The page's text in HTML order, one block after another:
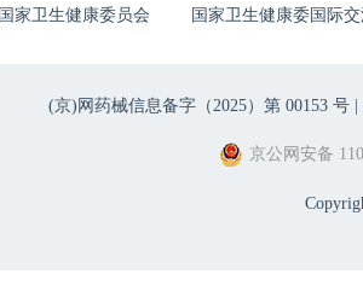
国家卫生健康委员会 国家卫生健康委国际
(京)网药械信息备字（2025）第 00153 号 |
京公网安备